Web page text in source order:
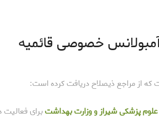
که از مراجع ذیصلاح دریافت کرده است:
علوم پزشکی شیراز و وزارت بهداشتبرای فعالیت